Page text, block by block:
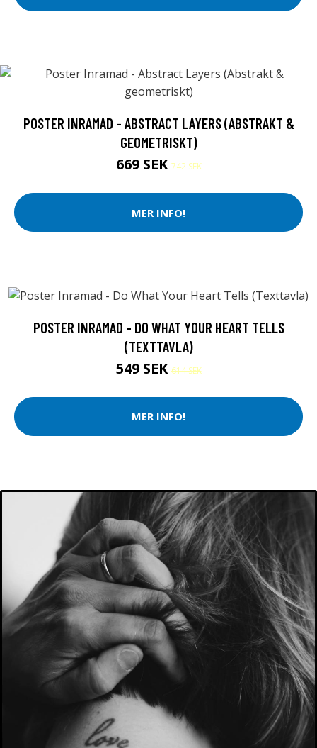
POSTER INRAMAD - ABSTRACT LAYERS (ABSTRAKT &
GEOMETRISKT)
669 SEK742 SEK
MER INFO!
POSTER INRAMAD - DO WHAT YOUR HEART TELLS
(TEXTTAVLA)
549 SEK614 SEK
MER INFO!